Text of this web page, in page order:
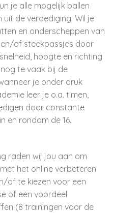
je alle mogelijk ballen
uit de verdediging. Wil je
en onderscheppen van
of steekpassjes door
hoogte en richting
te vaak bij de
je onder druk
leer je o.a. timen,
door constante
en rondom de 16.
raden wij jou aan om
het online verbeteren
of te kiezen voor een
of een voordeel
(8 trainingen voor de